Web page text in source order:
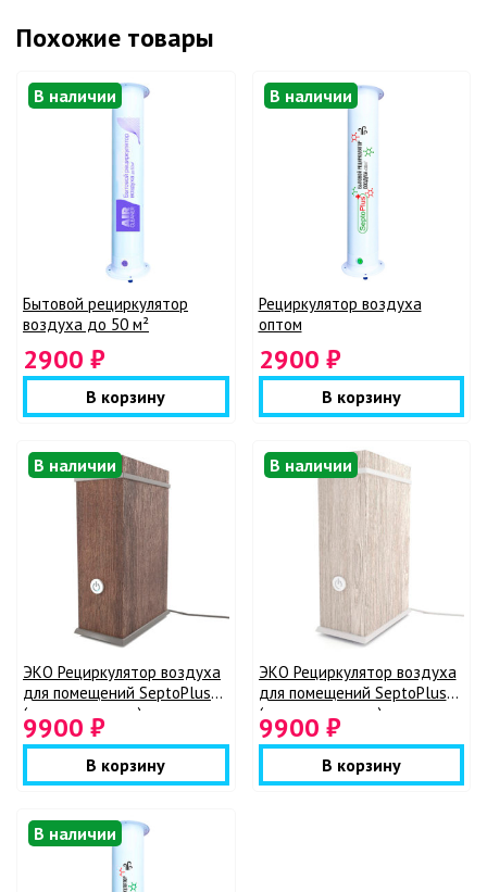
Похожие товары
В наличии
Бытовой рециркулятор
воздуха до 50 м²
2900 ₽
В корзину
В наличии
Рециркулятор воздуха
оптом
2900 ₽
В корзину
В наличии
ЭКО Рециркулятор воздуха
для помещений SeptoPlus
(темное дерево)
9900 ₽
В корзину
В наличии
ЭКО Рециркулятор воздуха
для помещений SeptoPlus
(светлое дерево)
9900 ₽
В корзину
В наличии